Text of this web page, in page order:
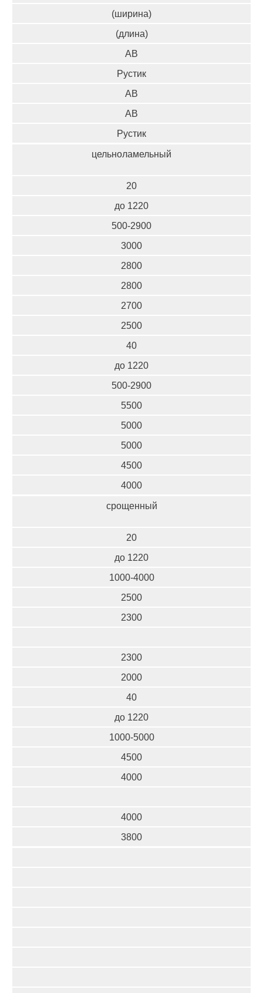
(ширина)
(длина)
АВ
Рустик
АВ
АВ
Рустик
цельноламельный
20
до 1220
500-2900
3000
2800
2800
2700
2500
40
до 1220
500-2900
5500
5000
5000
4500
4000
срощенный
20
до 1220
1000-4000
2500
2300
2300
2000
40
до 1220
1000-5000
4500
4000
4000
3800